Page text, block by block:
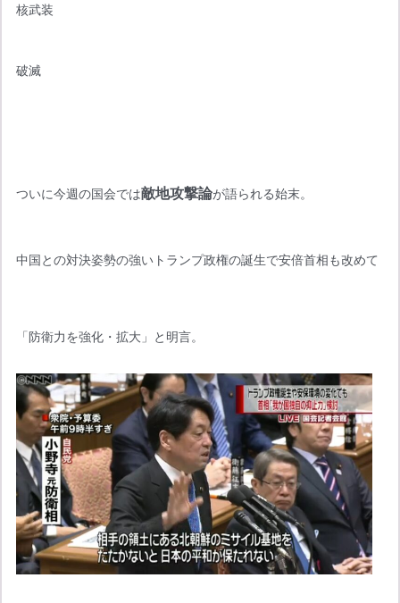
核武装
破滅
ついに今週の国会では敵地攻撃論が語られる始末。
中国との対決姿勢の強いトランプ政権の誕生で安倍首相も改めて
「防衛力を強化・拡大」と明言。